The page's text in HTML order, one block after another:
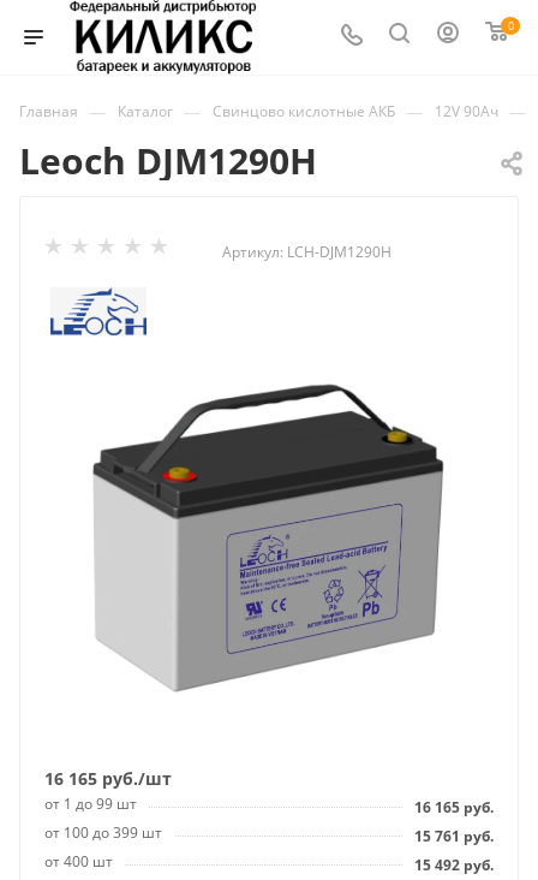
0
Главная — Каталог — Свинцово кислотные АКБ — 12V 90Ач —
Leoch DJM1290H
Артикул: LCH-DJM1290H
16 165 руб./шт
от 1 до 99 шт 16 165 руб.
от 100 до 399 шт
15 761 руб.
от 400 шт
15 492 руб.